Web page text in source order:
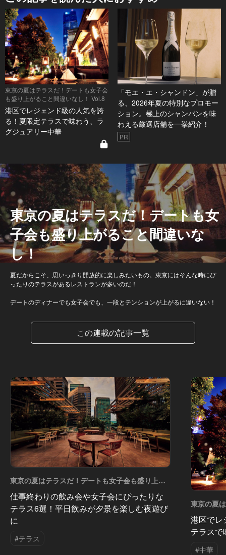
東京の夏はテラスだ！デートも女子会
も盛り上がること間違いなし！ Vol.8
港区でレジェンド級の人気を誇
る！夏限定テラスで味わう、ラ
グジュアリー中華
「モエ・エ・シャンドン」が贈
る、2026年夏の特別なプロモー
ション。極上のシャンパンを味
わえる厳選店舗を一挙紹介！
PR
東京の夏はテラスだ！デートも女
子会も盛り上がること間違いな
し！
夏だからこそ、思いっきり開放的に楽しみたいもの。東京にはそんな時にぴ
ったりのテラスがあるレストランが多いのだ！
デートのディナーでも女子会でも、一段とテンションが上がるに違いない！
この連載の記事一覧
東京の夏はテラスだ！デートも女子会も盛り上が
ること間違いなし！ Vol.10
仕事終わりの飲み会や女子会にぴったりな
テラス6選！平日飲みが夕景を楽しむ夜遊び
に
#テラス
東京の夏
がること
港区でレ
テラス
#中華